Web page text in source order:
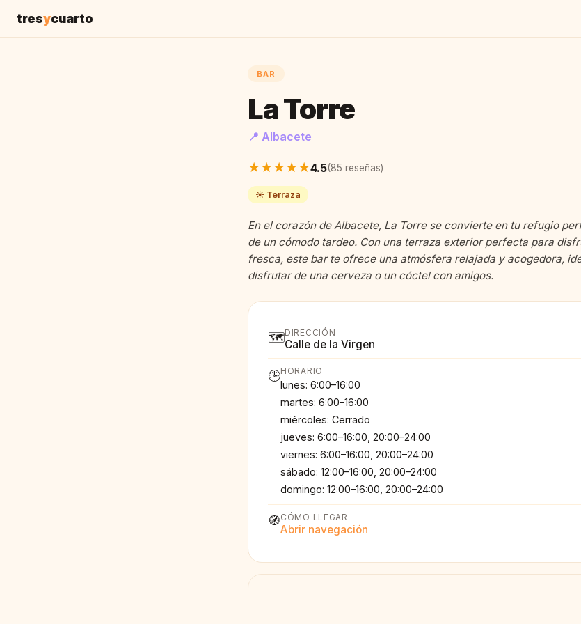
tresycuarto
BAR
La Torre
📍 Albacete
★★★★★4.5(85 reseñas)
☀️ Terraza
En el corazón de Albacete, La Torre se convierte en tu refugio
de un cómodo tardeo. Con una terraza exterior perfecta para
fresca, este bar te ofrece una atmósfera relajada y acogedora,
disfrutar de una cerveza o un cóctel con amigos.
🗺️DIRECCIÓN
Calle de la Virgen
🕒HORARIO
lunes: 6:00–16:00
martes: 6:00–16:00
miércoles: Cerrado
jueves: 6:00–16:00, 20:00–24:00
viernes: 6:00–16:00, 20:00–24:00
sábado: 12:00–16:00, 20:00–24:00
domingo: 12:00–16:00, 20:00–24:00
🧭CÓMO LLEGAR
Abrir navegación